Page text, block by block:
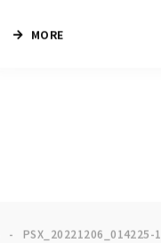
MORE
PSX_20221206_014225-1